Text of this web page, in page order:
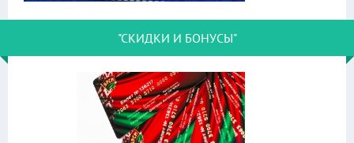
"СКИДКИ И БОНУСЫ"